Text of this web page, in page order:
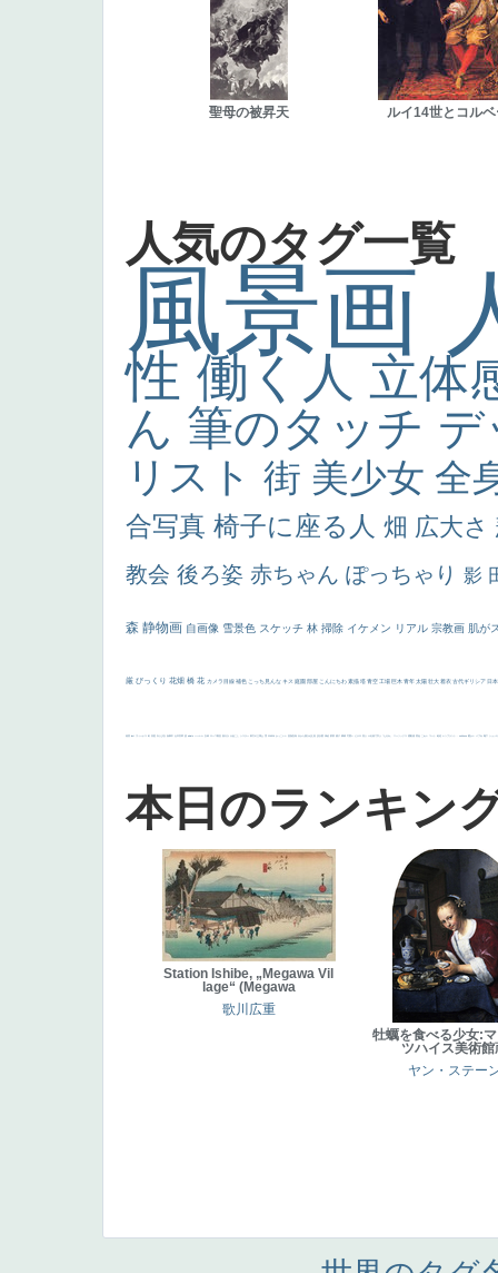
聖母の被昇天 ルイ14世とコル
人気のタグ一覧
風景画
性 働く人 立体
ん 筆のタッチ
リスト 街 美少女 全
合写真 椅子に座る人 畑 広大さ
教会 後ろ姿 赤ちゃん ぽっちゃり 影
森 静物画 自画像 雪景色 スケッチ 林 掃除 イケメン リアル 宗教画 肌が
厳 びっくり 花畑 橋 花 カメラ目線 補色 こっち見んな キス 庭園 部屋 こんにちわ 素描 塔 青空 工場 巨木 青年 太陽 壮大 着衣 古代ギリシア 日
画質 last ヴィーナス 剣 白人少女 食事中 山本芳翠 麦 alciato ハーレム 女神 ローマ教皇 奥行き 火起こし シスター 東方の三博士 114514 かっこいい 受胎告知 天から覗き込む顔 設計図 挿絵 群衆 親子 裸婦 可愛い ピサロ ＃名画で学ぶ「たるみ」 ニーソックス 躍動感 黄色 こわい コート 畦道 レンブラント・ sekkusu 暖かい バブみ 靴下 ショッ
本日のランキン
Station Ishibe, „Megawa Vil
lage“ (Megawa
歌川広重
牡蠣を食べる少女:
ツハイス美術館
ヤン・ステー